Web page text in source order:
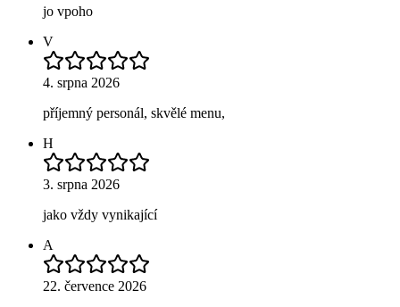
jo vpoho
V
4. srpna 2026
příjemný personál, skvělé menu,
H
3. srpna 2026
jako vždy vynikající
A
22. července 2026